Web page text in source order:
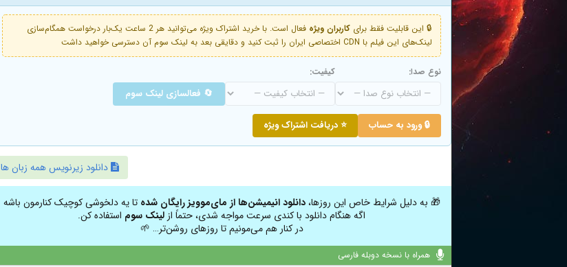
🔒 این قابلیت فقط برای کاربران ویژه
فعال است. با خرید اشتراک ویژه می‌توانید هر 2 ساعت یک‌بار درخواست همگام‌سازی
لینک‌های این فیلم با CDN اختصاصی ایران را ثبت کنید و دقایقی بعد به لینک سوم آن دسترسی خواهید داشت
نوع صدا: کیفیت:
🔄 فعالسازی لینک سوم
🔒 ورود به حساب ⭐ دریافت اشتراک ویژه
دانلود زیرنویس همه زبان ها
🎁 به دلیل شرایط خاص این روزها،دانلود انیمیشن‌ها از مای‌موویز رایگان شده تا یه دلخوشی کوچیک کنارمون باشه
اگه هنگام دانلود با کندی سرعت مواجه شدی، حتماً از لینک سوم استفاده کن.
در کنار هم می‌مونیم تا روزهای روشن‌تر… 🌱
همراه با نسخه دوبله فارسی